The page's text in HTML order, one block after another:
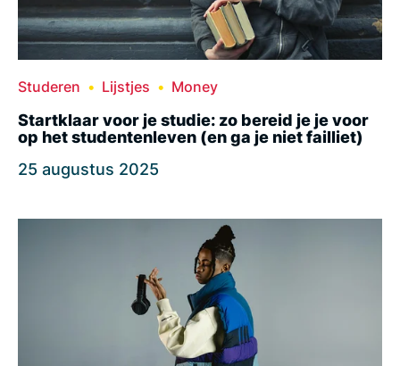
Studeren Lijstjes Money
Startklaar voor je studie: zo bereid je je voor
op het studentenleven (en ga je niet failliet)
25 augustus 2025